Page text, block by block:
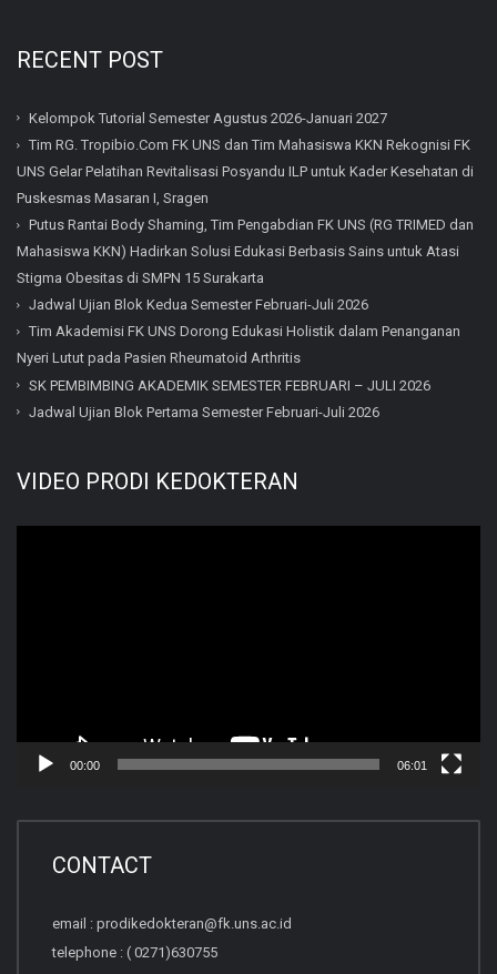
RECENT POST
Kelompok Tutorial Semester Agustus 2026-Januari 2027
Tim RG. Tropibio.Com FK UNS dan Tim Mahasiswa KKN Rekognisi FK
UNS Gelar Pelatihan Revitalisasi Posyandu ILP untuk Kader Kesehatan di
Puskesmas Masaran I, Sragen
Putus Rantai Body Shaming, Tim Pengabdian FK UNS (RG TRIMED dan
Mahasiswa KKN) Hadirkan Solusi Edukasi Berbasis Sains untuk Atasi
Stigma Obesitas di SMPN 15 Surakarta
Jadwal Ujian Blok Kedua Semester Februari-Juli 2026
Tim Akademisi FK UNS Dorong Edukasi Holistik dalam Penanganan
Nyeri Lutut pada Pasien Rheumatoid Arthritis
SK PEMBIMBING AKADEMIK SEMESTER FEBRUARI – JULI 2026
Jadwal Ujian Blok Pertama Semester Februari-Juli 2026
VIDEO PRODI KEDOKTERAN
00:00 06:01
CONTACT
email : prodikedokteran@fk.uns.ac.id
telephone : ( 0271)630755